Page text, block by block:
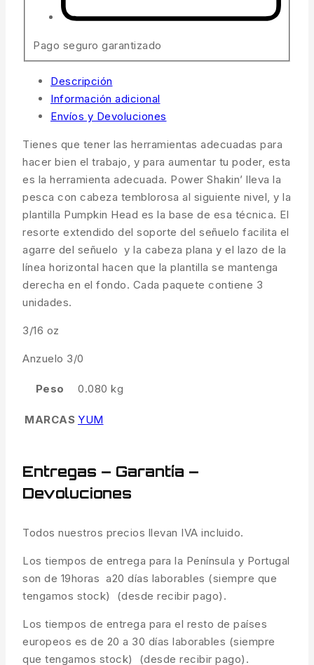
Pago seguro garantizado
Descripción
Información adicional
Envíos y Devoluciones
Tienes que tener las herramientas adecuadas para
hacer bien el trabajo, y para aumentar tu poder, esta
es la herramienta adecuada. Power Shakin’ lleva la
pesca con cabeza temblorosa al siguiente nivel, y la
plantilla Pumpkin Head es la base de esa técnica. El
resorte extendido del soporte del señuelo facilita el
agarre del señuelo y la cabeza plana y el lazo de la
línea horizontal hacen que la plantilla se mantenga
derecha en el fondo. Cada paquete contiene 3
unidades.
3/16 oz
Anzuelo 3/0
Peso 0.080 kg
MARCAS YUM
Entregas – Garantía –
Devoluciones
Todos nuestros precios llevan IVA incluido.
Los tiempos de entrega para la Península y Portugal
son de 19horas a20 días laborables (siempre que
tengamos stock) (desde recibir pago).
Los tiempos de entrega para el resto de países
europeos es de 20 a 30 días laborables (siempre
que tengamos stock) (desde recibir pago).